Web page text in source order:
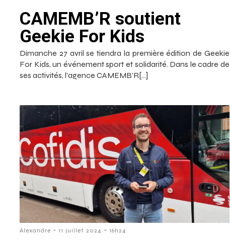
CAMEMB’R soutient
Geekie For Kids
Dimanche 27 avril se tiendra la première édition de Geekie
For Kids, un événement sport et solidarité. Dans le cadre de
ses activités, l'agence CAMEMB'R[…]
Alexandre - 11 juillet 2024 - 16h24